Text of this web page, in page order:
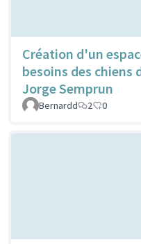
Création d'un
besoins des chiens
Jorge Semprun
Bernardd 2 0